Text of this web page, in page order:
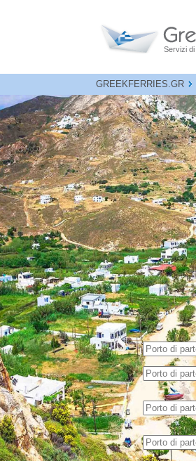
Servizi
GREEKFERRIES.GR